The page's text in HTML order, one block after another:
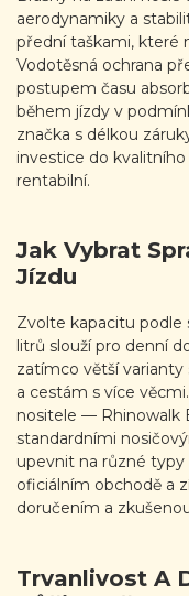
aerodynamiky a
přední taškami, které
Vodotěsná ochrana
postupem času
během jízdy v
značka s délkou
investice do
rentabilní.
Jak Vybrat
Jízdu
Zvolte kapacitu podle
litrů slouží pro denní
zatímco větší
a cestám s více
nositele — Rhinowalk
standardními
upevnit na různé typy
oficiálním obchodě a
doručením a
Trvanlivost A